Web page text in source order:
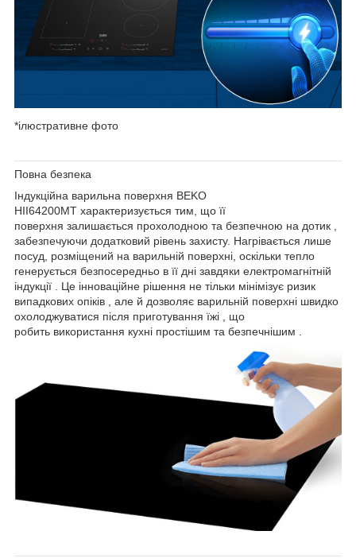
*ілюстративне фото
Повна безпека
Індукційна варильна поверхня BEKO
HII64200MT характеризується тим, що її
поверхня залишається прохолодною та безпечною на дотик ,
забезпечуючи додатковий рівень захисту. Нагрівається лише
посуд, розміщений на варильній поверхні, оскільки тепло
генерується безпосередньо в її дні завдяки електромагнітній
індукції . Це інноваційне рішення не тільки мінімізує ризик
випадкових опіків , але й дозволяє варильній поверхні швидко
охолоджуватися після приготування їжі , що
робить використання кухні простішим та безпечнішим .